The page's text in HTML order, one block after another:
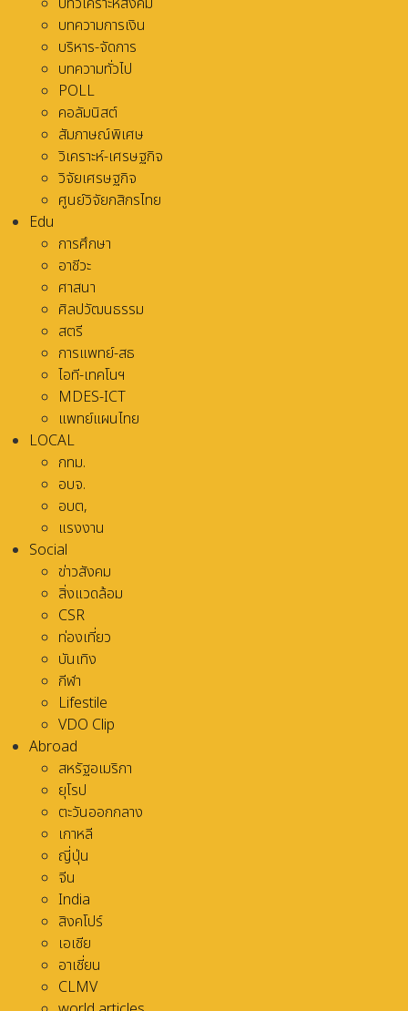
บทความการเงิน
บริหาร-จัดการ
บทความทั่วไป
POLL
คอลัมนิสต์
สัมภาษณ์พิเศษ
วิเคราะห์-เศรษฐกิจ
วิจัยเศรษฐกิจ
ศูนย์วิจัยกสิกรไทย
Edu
การศึกษา
อาชีวะ
ศาสนา
ศิลปวัฒนธรรม
สตรี
การแพทย์-สธ
ไอที-เทคโนฯ
MDES-ICT
แพทย์แผนไทย
LOCAL
กทม.
อบจ.
อบต,
แรงงาน
Social
ข่าวสังคม
สิ่งแวดล้อม
CSR
ท่องเที่ยว
บันเทิง
กีฬา
Lifestile
VDO Clip
Abroad
สหรัฐอเมริกา
ยุโรป
ตะวันออกกลาง
เกาหลี
ญี่ปุ่น
จีน
India
สิงคโปร์
เอเชีย
อาเชี่ยน
CLMV